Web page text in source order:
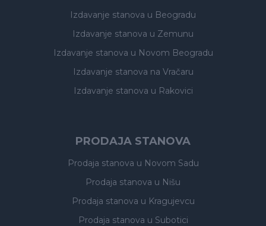
Izdavanje stanova u Beogradu
Izdavanje stanova u Zemunu
Izdavanje stanova u Novom Beogradu
Izdavanje stanova na Vračaru
Izdavanje stanova u Rakovici
PRODAJA STANOVA
Prodaja stanova u Novom Sadu
Prodaja stanova u Nišu
Prodaja stanova u Kragujevcu
Prodaja stanova u Subotici